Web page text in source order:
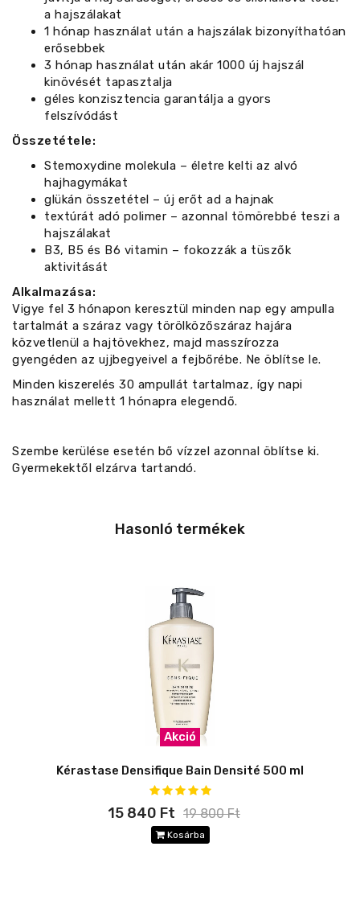
a hajszálakat
1 hónap használat után a hajszálak bizonyíthatóan
erősebbek
3 hónap használat után akár 1000 új hajszál
kinövését tapasztalja
géles konzisztencia garantálja a gyors
felszívódást
Összetétele:
Stemoxydine molekula – életre kelti az alvó
hajhagymákat
glükán összetétel – új erőt ad a hajnak
textúrát adó polimer – azonnal tömörebbé teszi a
hajszálakat
B3, B5 és B6 vitamin – fokozzák a tüszők
aktivitását
Alkalmazása:
Vigye fel 3 hónapon keresztül minden nap egy ampulla
tartalmát a száraz vagy törölközőszáraz hajára
közvetlenül a hajtövekhez, majd masszírozza
gyengéden az ujjbegyeivel a fejbőrébe. Ne öblítse le.
Minden kiszerelés 30 ampullát tartalmaz, így napi
használat mellett 1 hónapra elegendő.
Szembe kerülése esetén bő vízzel azonnal öblítse ki.
Gyermekektől elzárva tartandó.
Hasonló termékek
Akció
Kérastase Densifique Bain Densité 500 ml
15 840 Ft 19 800 Ft
Kosárba